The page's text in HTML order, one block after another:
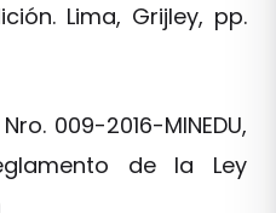
Lima, Grijley, pp.
009-2016-MINEDU,
de la Ley